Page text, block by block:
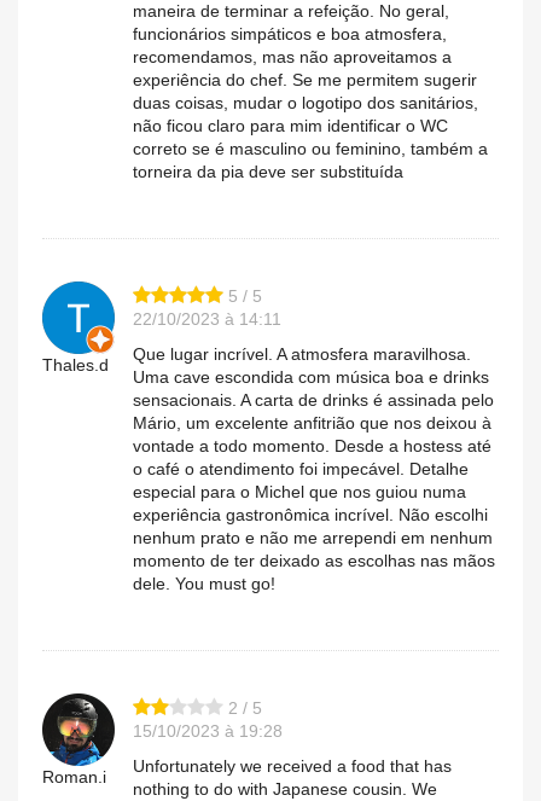
maneira de terminar a refeição. No geral,
funcionários simpáticos e boa atmosfera,
recomendamos, mas não aproveitamos a
experiência do chef. Se me permitem sugerir
duas coisas, mudar o logotipo dos sanitários,
não ficou claro para mim identificar o WC
correto se é masculino ou feminino, também a
torneira da pia deve ser substituída
Thales.d
5 / 5
22/10/2023 à 14:11
Que lugar incrível. A atmosfera maravilhosa.
Uma cave escondida com música boa e drinks
sensacionais. A carta de drinks é assinada pelo
Mário, um excelente anfitrião que nos deixou à
vontade a todo momento. Desde a hostess até
o café o atendimento foi impecável. Detalhe
especial para o Michel que nos guiou numa
experiência gastronômica incrível. Não escolhi
nenhum prato e não me arrependi em nenhum
momento de ter deixado as escolhas nas mãos
dele. You must go!
Roman.i
2 / 5
15/10/2023 à 19:28
Unfortunately we received a food that has
nothing to do with Japanese cousin. We